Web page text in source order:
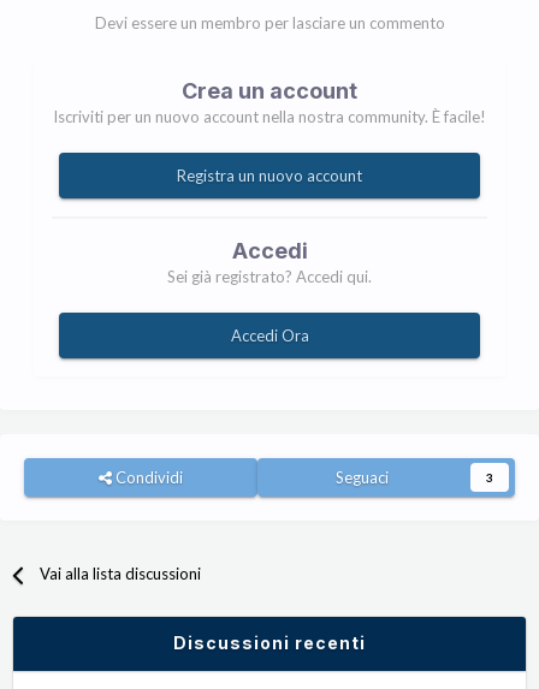
Devi essere un membro per lasciare un commento
Crea un account
Iscriviti per un nuovo account nella nostra community. È facile!
Registra un nuovo account
Accedi
Sei già registrato? Accedi qui.
Accedi Ora
Condividi Seguaci 3
Vai alla lista discussioni
Discussioni recenti